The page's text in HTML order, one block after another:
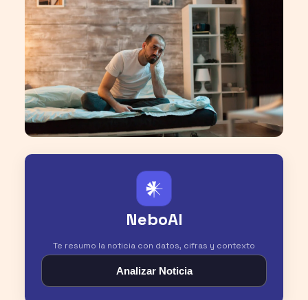
𒀭
NeboAI
Te resumo la noticia con datos, cifras y contexto
Analizar Noticia